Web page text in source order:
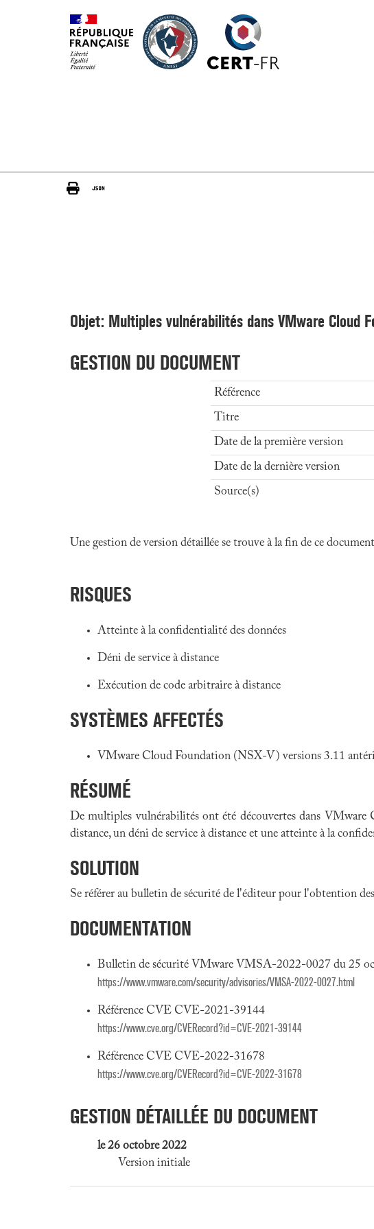
Objet: Multiples vulnérabilités dans VMware Cloud
GESTION DU DOCUMENT
Référence
Titre
Date de la première version
Date de la dernière version
Source(s)
Une gestion de version détaillée se trouve à la fin de ce
RISQUES
Atteinte à la confidentialité des données
Déni de service à distance
Exécution de code arbitraire à distance
SYSTÈMES AFFECTÉS
VMware Cloud Foundation (NSX-V) versions 3.11
RÉSUMÉ
De multiples vulnérabilités ont été découvertes dans
distance, un déni de service à distance et une atteinte à la
SOLUTION
Se référer au bulletin de sécurité de l'éditeur pour l'obtention
DOCUMENTATION
Bulletin de sécurité VMware VMSA-2022-0027 du 25
https://www.vmware.com/security/advisories/VMSA-2022-0027.html
Référence CVE CVE-2021-39144
https://www.cve.org/CVERecord?id=CVE-2021-39144
Référence CVE CVE-2022-31678
https://www.cve.org/CVERecord?id=CVE-2022-31678
GESTION DÉTAILLÉE DU DOCUMENT
le 26 octobre 2022
Version initiale